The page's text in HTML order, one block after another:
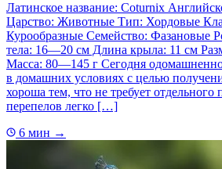
Латинское название: Coturnix
Царство: Животные Тип: Хордовые
Курообразные Семейство: Фазановые
тела: 16—20 см Длина крыла: 11 см
Масса: 80—145 г Сегодня
в домашних условиях с целью
хороша тем, что не требует
перепелов легко […]
6 мин →